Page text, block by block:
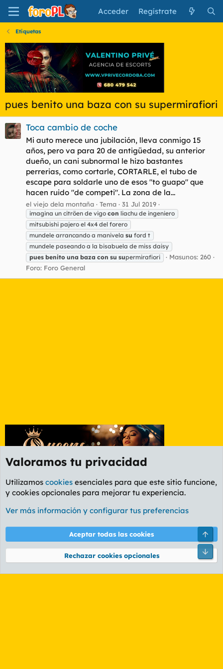
Acceder Regístrate
Etiquetas
pues benito una baza con su supermirafiori
Toca cambio de coche
Mi auto merece una jubilación, lleva conmigo 15
años, pero va para 20 de antigüedad, su anterior
dueño, un cani subnormal le hizo bastantes
perrerias, como cortarle, CORTARLE, el tubo de
escape para soldarle uno de esos "to guapo" que
hacen ruido "de competi". La zona de la...
el viejo dela montaña Tema 31 Jul 2019
imagina un citröen de vigo con liachu de ingeniero
mitsubishi pajero el 4x4 del forero
mundele arrancando a manivela su ford t
mundele paseando a la bisabuela de miss daisy
pues benito una baza con su supermirafiori
Masunos: 260
Foro: Foro General
Etiquetas
Cookies
PL OLDSTYLE AMARILLO
Términos y reglas Política de privacidad Ayuda
Community platform by XenForo® © 2010-2026 XenForo Ltd.
Valoramos tu privacidad
Utilizamos cookies esenciales para que este sitio funcione,
y cookies opcionales para mejorar tu experiencia.
Ver más información y configurar tus preferencias
Aceptar todas las cookies
Rechazar cookies opcionales
Pie